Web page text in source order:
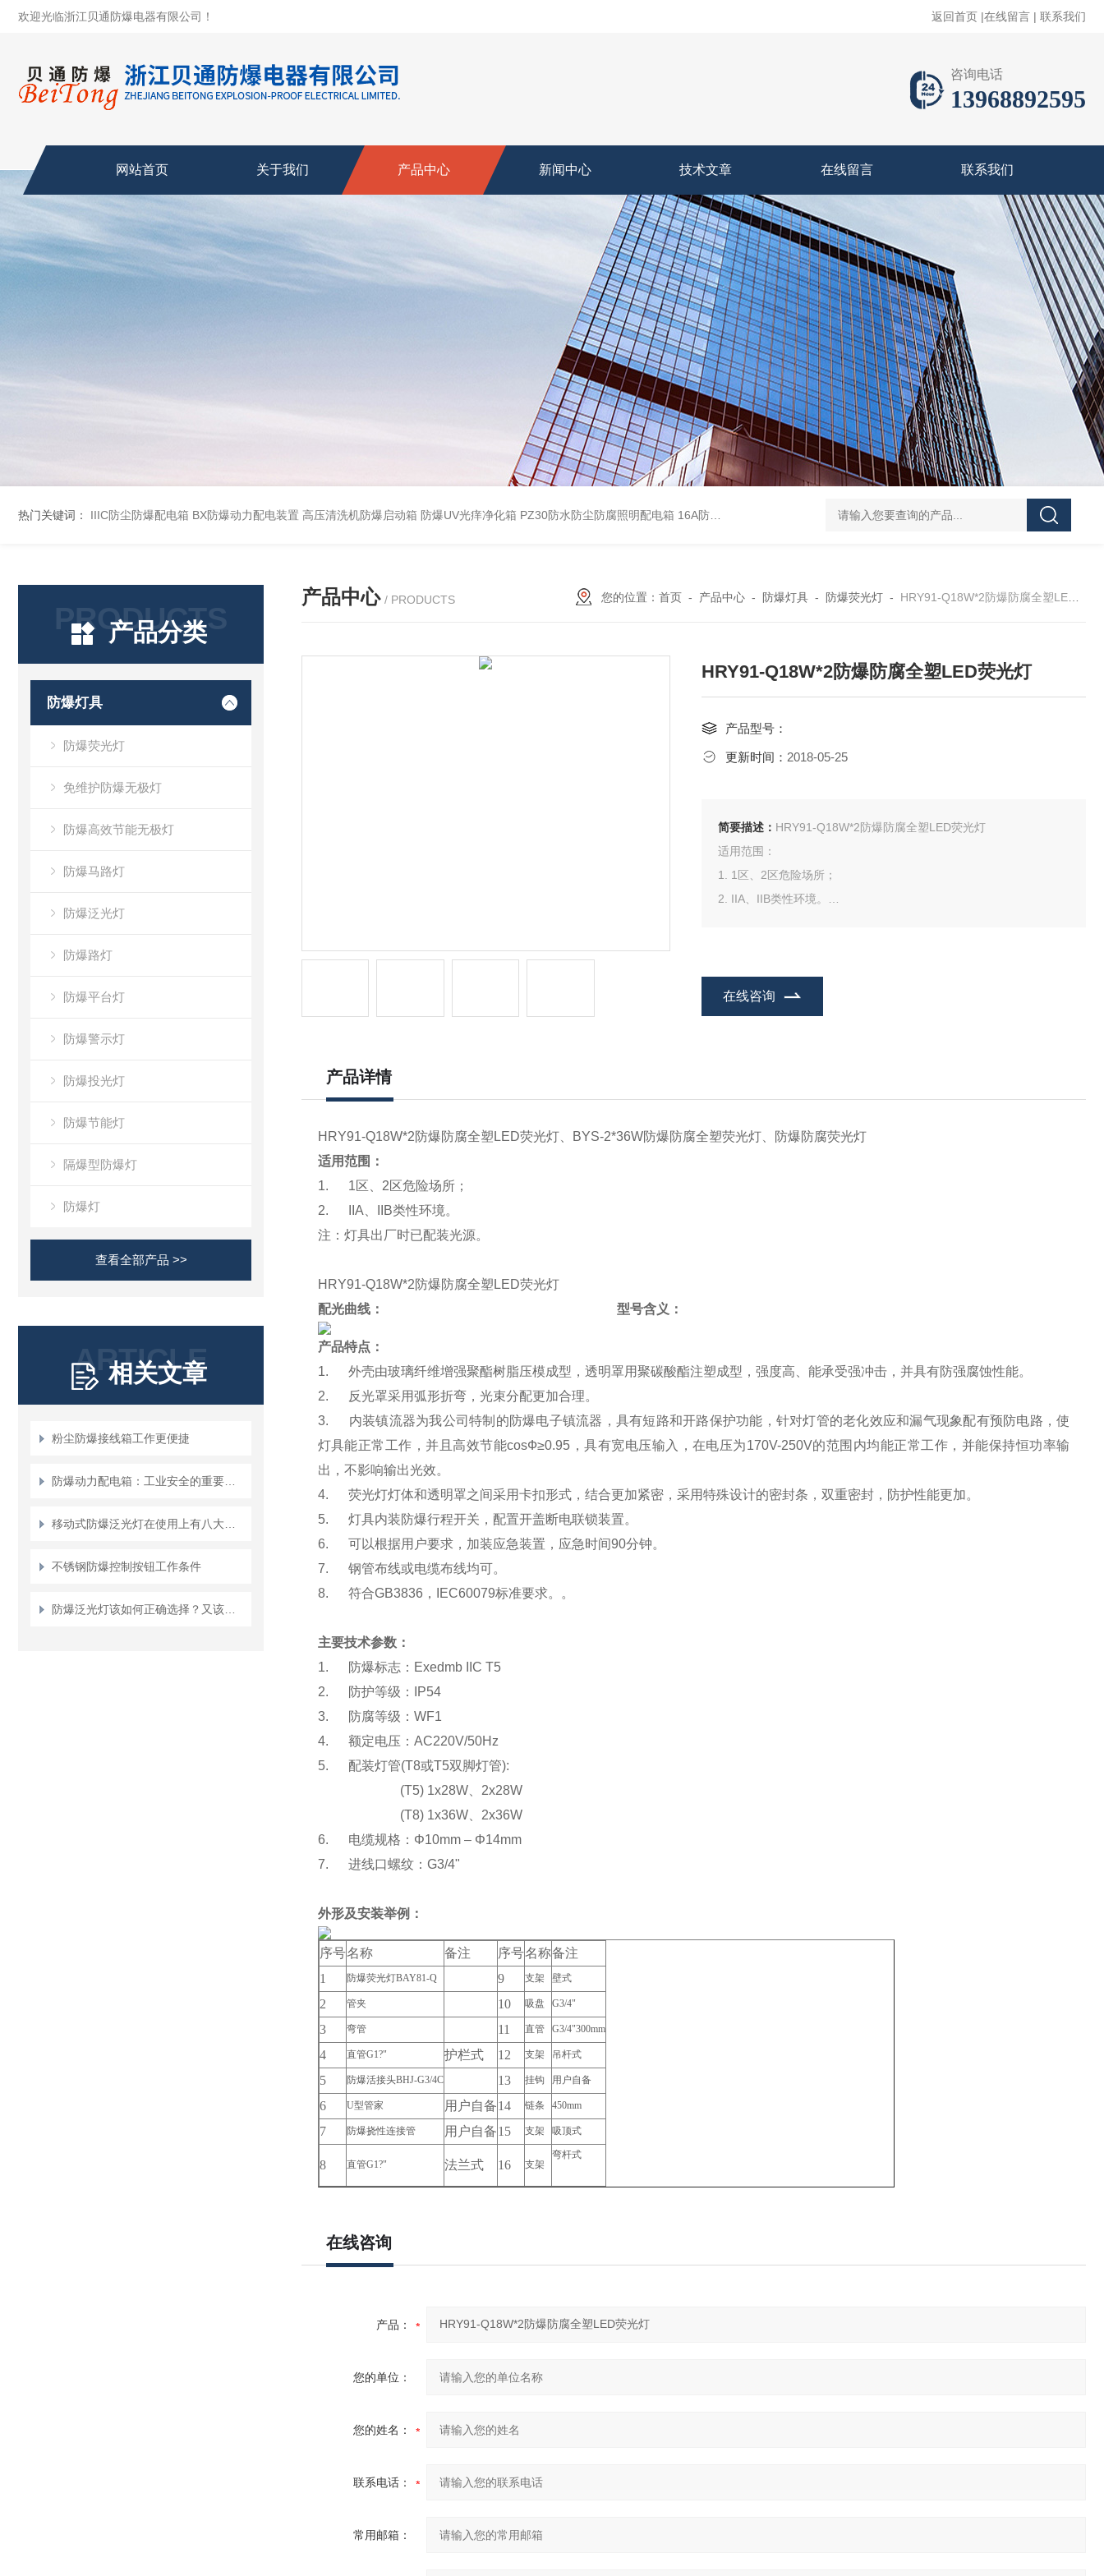
欢迎光临浙江贝通防爆电器有限公司！ 返回首页 |在线留言 | 联系我们
咨询电话
13968892595
网站首页 关于我们 产品中心 新闻中心 技术文章 在线留言 联系我们
热门关键词： IIIC防尘防爆配电箱 BX防爆动力配电装置 高压清洗机防爆启动箱 防爆UV光痒净化箱 PZ30防水防尘防腐照明配电箱 16A防水防尘防腐照明开关 防水防腐检修插座箱 4回路带漏电防爆照明配电箱
PRODUCTS
产品分类
防爆灯具
防爆荧光灯
免维护防爆无极灯
防爆高效节能无极灯
防爆马路灯
防爆泛光灯
防爆路灯
防爆平台灯
防爆警示灯
防爆投光灯
防爆节能灯
隔爆型防爆灯
防爆灯
查看全部产品 >>
ARTICLE
相关文章
粉尘防爆接线箱工作更便捷
不锈钢防爆控制按钮工作条件
产品中心 / PRODUCTS 您的位置： 首页- 产品中心- 防爆灯具- 防爆荧光灯- HRY91-Q18W*2防爆防腐全塑LED荧光灯
HRY91-Q18W*2防爆防腐全塑LED荧光灯
产品型号：
更新时间： 2018-05-25
简要描述： HRY91-Q18W*2防爆防腐全塑LED荧光灯
适用范围：
1. 1区、2区危险场所；
2. IIA、IIB类性环境。
在线咨询
产品详情
HRY91-Q18W*2防爆防腐全塑LED荧光灯、BYS-2*36W防爆防腐全塑荧光灯、防爆防腐荧光灯
适用范围：
1. 1区、2区危险场所；
2. IIA、IIB类性环境。
注：灯具出厂时已配装光源。
HRY91-Q18W*2防爆防腐全塑LED荧光灯
配光曲线：
型号含义：
产品特点：
1. 外壳由玻璃纤维增强聚酯树脂压模成型，透明罩用聚碳酸酯注塑成型，强度高、能承受强冲击，并具有防强腐蚀性能。
2. 反光罩采用弧形折弯，光束分配更加合理。
3. 内装镇流器为我公司特制的防爆电子镇流器，具有短路和开路保护功能，针对灯管的老化效应和漏气现象配有预防电路，使
灯具能正常工作，并且高效节能cosФ≥0.95，具有宽电压输入，在电压为170V-250V的范围内均能正常工作，并能保持恒功率输
出，不影响输出光效。
4. 荧光灯灯体和透明罩之间采用卡扣形式，结合更加紧密，采用特殊设计的密封条，双重密封，防护性能更加。
5. 灯具内装防爆行程开关，配置开盖断电联锁装置。
6. 可以根据用户要求，加装应急装置，应急时间90分钟。
7. 钢管布线或电缆布线均可。
8. 符合GB3836，IEC60079标准要求。。
主要技术参数：
1. 防爆标志：Exedmb IIC T5
2. 防护等级：IP54
3. 防腐等级：WF1
4. 额定电压：AC220V/50Hz
5. 配装灯管(T8或T5双脚灯管):
(T5) 1x28W、2x28W
(T8) 1x36W、2x36W
6. 电缆规格：Φ10mm – Φ14mm
7. 进线口螺纹：G3/4"
外形及安装举例：
序号名称 备注 序号名称备注
1
防爆荧光灯BAY81-Q 9 支架 壁式
2 管夹 10 吸盘 G3/4"
3 弯管 11 直管 G3/4"300mm
4 直管G1?" 护栏式 12 支架 吊杆式
5 防爆活接头BHJ-G3/4C 13 挂钩 用户自备
6 U型管家 用户自备14 链条 450mm
7 防爆挠性连接管 用户自备15 支架 吸顶式
8 直管G1?" 法兰式 16 支架
弯杆式
在线咨询
产品：
您的单位：
您的姓名：
联系电话：
常用邮箱：